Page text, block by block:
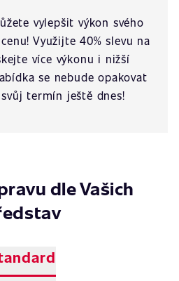
vylepšit výkon svého
Využijte 40% slevu na
více výkonu i nižší
se nebude opakovat
termín ještě dnes!
dle Vašich